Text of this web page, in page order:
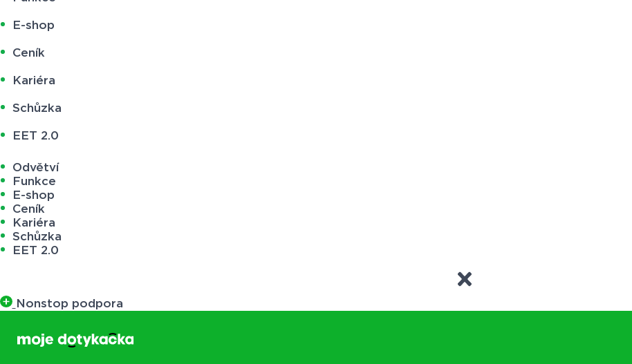
E-shop
Ceník
Kariéra
Schůzka
EET 2.0
Odvětví
Funkce
E-shop
Ceník
Kariéra
Schůzka
EET 2.0
Nonstop podpora